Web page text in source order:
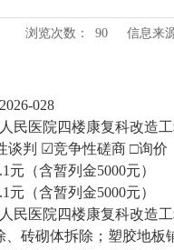
浏览次数： 90 信息来
028
民医院四楼康复科改造
谈判 ☑竞争性磋商 □询价
元 （含暂列金5000元）
元 （含暂列金5000元）
民医院四楼康复科改造
砖砌体拆除；塑胶地